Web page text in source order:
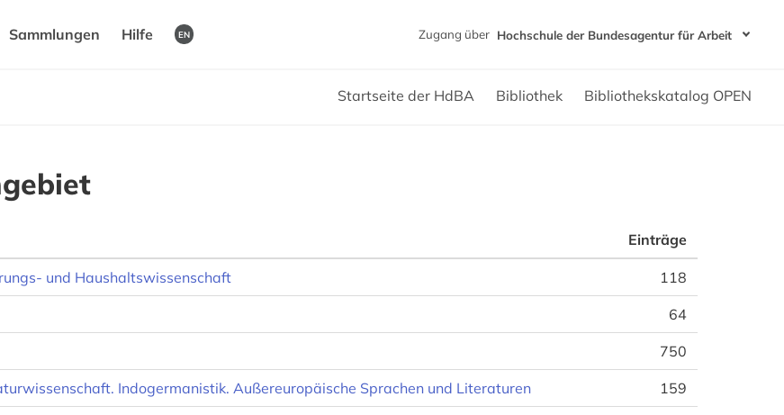
Sammlungen Hilfe EN Zugang über Hochschule der Bundesagentur für Arbeit
Startseite der HdBA Bibliothek Bibliothekskatalog OPEN
Einträge
und Haushaltswissenschaft 118
64
750
Indogermanistik. Außereuropäische Sprachen und Literaturen 159